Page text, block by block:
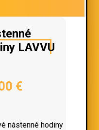
LAVVU
€
nástenné hodiny